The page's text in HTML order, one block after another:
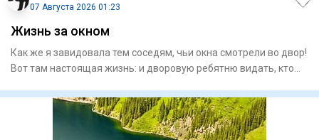
07 Августа 2026 01:23
Жизнь за окном
Как же я завидовала тем соседям, чьи окна смотрели во двор!
Вот там настоящая жизнь: и дворовую ребятню видать, кто